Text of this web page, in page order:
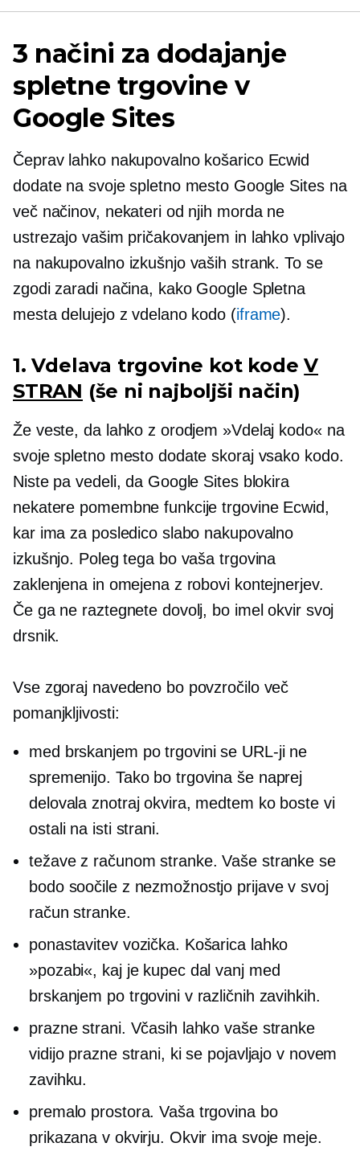
3 načini za dodajanje
spletne trgovine v
Google Sites
Čeprav lahko nakupovalno košarico Ecwid
dodate na svoje spletno mesto Google Sites na
več načinov, nekateri od njih morda ne
ustrezajo vašim pričakovanjem in lahko vplivajo
na nakupovalno izkušnjo vaših strank. To se
zgodi zaradi načina, kako Google Spletna
mesta delujejo z vdelano kodo (iframe).
1. Vdelava trgovine kot kodeV
STRAN (še ni najboljši način)
Že veste, da lahko z orodjem »Vdelaj kodo« na
svoje spletno mesto dodate skoraj vsako kodo.
Niste pa vedeli, da Google Sites blokira
nekatere pomembne funkcije trgovine Ecwid,
kar ima za posledico slabo nakupovalno
izkušnjo. Poleg tega bo vaša trgovina
zaklenjena in omejena z robovi kontejnerjev.
Če ga ne raztegnete dovolj, bo imel okvir svoj
drsnik.
Vse zgoraj navedeno bo povzročilo več
pomanjkljivosti:
med brskanjem po trgovini se URL-ji ne
spremenijo. Tako bo trgovina še naprej
delovala znotraj okvira, medtem ko boste vi
ostali na isti strani.
težave z računom stranke. Vaše stranke se
bodo soočile z nezmožnostjo prijave v svoj
račun stranke.
ponastavitev vozička. Košarica lahko
»pozabi«, kaj je kupec dal vanj med
brskanjem po trgovini v različnih zavihkih.
prazne strani. Včasih lahko vaše stranke
vidijo prazne strani, ki se pojavljajo v novem
zavihku.
premalo prostora. Vaša trgovina bo
prikazana v okvirju. Okvir ima svoje meje.